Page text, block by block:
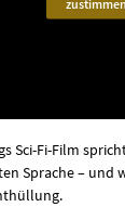
zustimmen
Sci-Fi-Film
Sprache – und